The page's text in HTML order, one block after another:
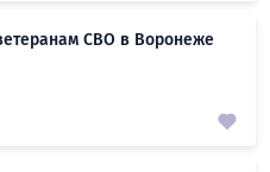
СВО в Воронеже